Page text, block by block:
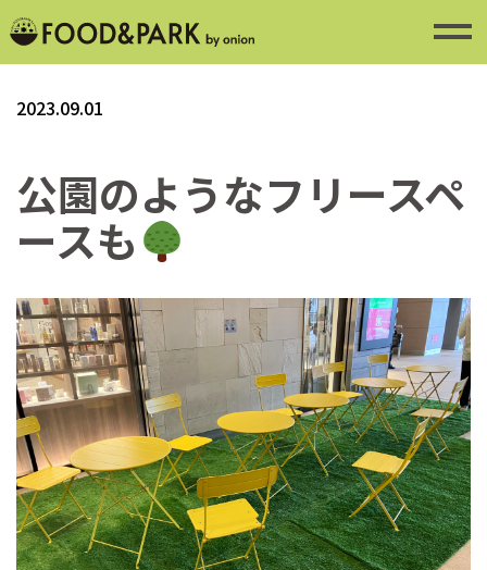
2023.09.01
公園のようなフリースペ
ースも